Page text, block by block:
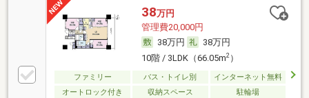
38万円
管理費20,000円
38万円
38万円
10階 / 3LDK（66.05m2）
ファミリー バス・トイレ別
インターネット無料
オートロック付き
収納スペース 駐輪場